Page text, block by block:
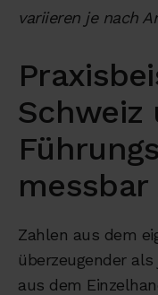
variieren je nach
Schweiz
Zahlen aus dem
überzeugender
aus dem